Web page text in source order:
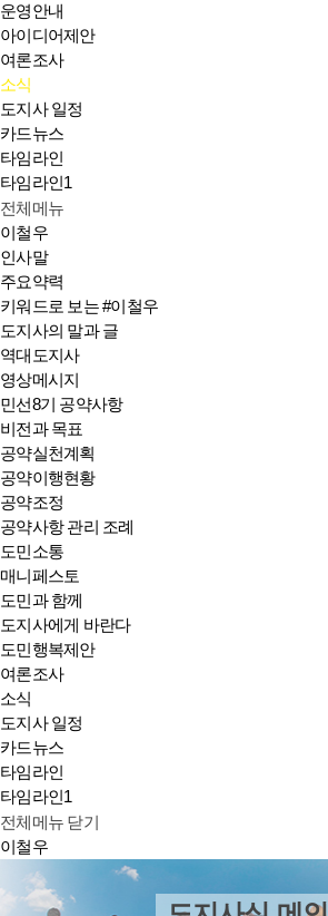
운영안내
아이디어제안
여론조사
소식
도지사 일정
카드뉴스
타임라인
타임라인1
전체메뉴
이철우
인사말
주요약력
키워드로 보는 #이철우
도지사의 말과 글
역대도지사
영상메시지
민선8기 공약사항
비전과 목표
공약실천계획
공약이행현황
공약조정
공약사항 관리 조례
도민소통
매니페스토
도민과 함께
도지사에게 바란다
도민행복제안
여론조사
소식
도지사 일정
카드뉴스
타임라인
타임라인1
전체메뉴 닫기
이철우